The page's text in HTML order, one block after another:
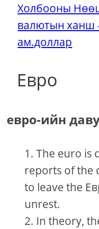
Холбооны
валютын ханш
ам.доллар
Евро
евро-ийн
The euro is
reports of the
to leave the
unrest.
In theory,